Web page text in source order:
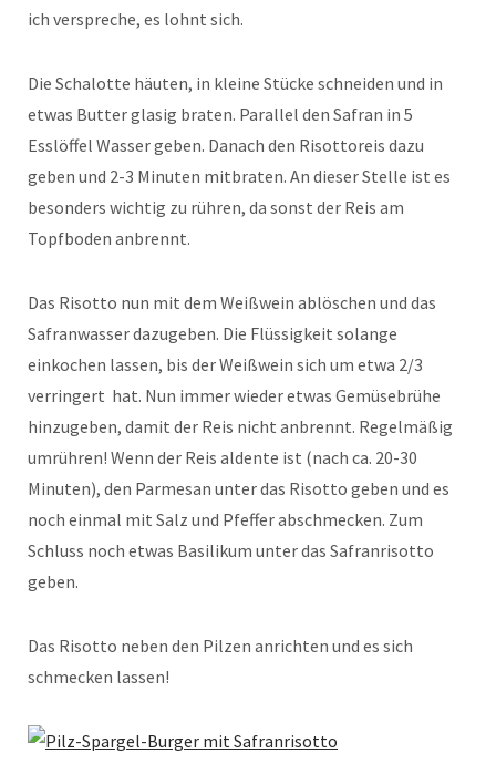
ich verspreche, es lohnt sich.
Die Schalotte häuten, in kleine Stücke schneiden und in
etwas Butter glasig braten. Parallel den Safran in 5
Esslöffel Wasser geben. Danach den Risottoreis dazu
geben und 2-3 Minuten mitbraten. An dieser Stelle ist es
besonders wichtig zu rühren, da sonst der Reis am
Topfboden anbrennt.
Das Risotto nun mit dem Weißwein ablöschen und das
Safranwasser dazugeben. Die Flüssigkeit solange
einkochen lassen, bis der Weißwein sich um etwa 2/3
verringert hat. Nun immer wieder etwas Gemüsebrühe
hinzugeben, damit der Reis nicht anbrennt. Regelmäßig
umrühren! Wenn der Reis aldente ist (nach ca. 20-30
Minuten), den Parmesan unter das Risotto geben und es
noch einmal mit Salz und Pfeffer abschmecken. Zum
Schluss noch etwas Basilikum unter das Safranrisotto
geben.
Das Risotto neben den Pilzen anrichten und es sich
schmecken lassen!